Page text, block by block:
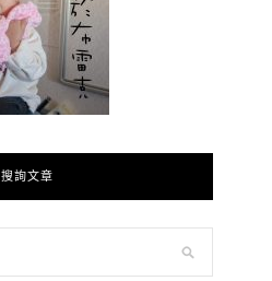
搜詢文章